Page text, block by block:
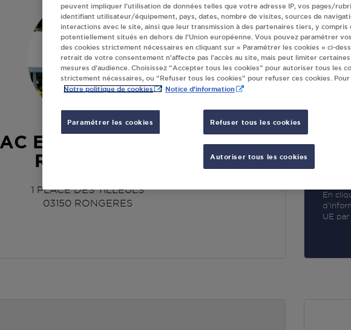
EPICERIE LE BON VIVRE
RONGERES
1 PLACE DES TILLEULS
03150 RONGERES
En
UE par
peuvent impliquer l’utilisation de données telles que votre adresse IP, vos pages/
identifiant utilisateur/équipement, pays, dates, nombre de visites, sources de
interactions avec le site, ainsi que leur transmission à des partenaires tiers, y compris
potentiellement situés en dehors de l’Union européenne. Vous pouvez paramétrer
des cookies strictement nécessaires en cliquant sur « Paramétrer les cookies » ci-
retrait de votre consentement n’affecte pas l’accès au site, mais peut limiter
mesures d’audience. Choisissez “Accepter tous les cookies” pour autoriser tous les
strictement nécessaires, ou “Refuser tous les cookies” pour refuser ces cookies.
Notre politique de cookies Notice d'information
Paramétrer les cookies Refuser tous les cookies
Autoriser tous les cookies